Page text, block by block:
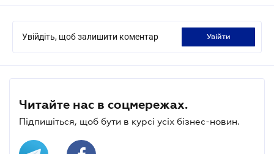
Увійдіть, щоб залишити коментар увійти
Читайте нас в соцмережах.
Підпишіться, щоб бути в курсі усіх бізнес-новин.